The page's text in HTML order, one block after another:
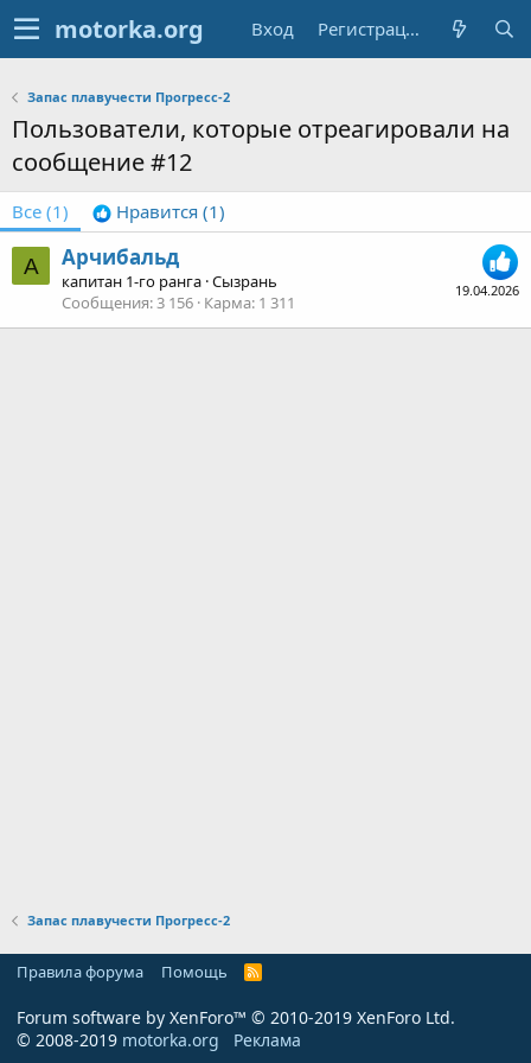
Вход Регистрация
Запас плавучести Прогресс-2
Пользователи, которые отреагировали на
сообщение #12
Все (1) Нравится (1)
А
19.04.2026
Арчибальд
капитан 1-го ранга ·Сызрань
Сообщения 3 156 Карма 1 311
Запас плавучести Прогресс-2
Правила форума Помощь
R
Forum software by XenForo™ © 2010-2019 XenForo Ltd.
© 2008-2019 motorka.org Реклама